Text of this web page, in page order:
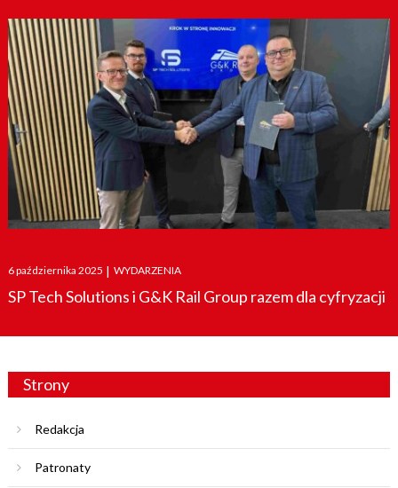
Posted
on
6 października 2025 | WYDARZENIA
SP Tech Solutions i G&K Rail Group razem dla cyfryzacji
Strony
Redakcja
Patronaty